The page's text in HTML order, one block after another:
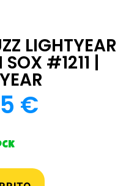
LIGHTYEAR
#1211 |
€